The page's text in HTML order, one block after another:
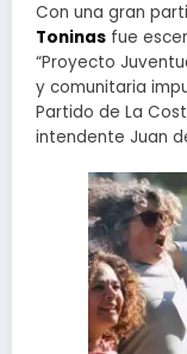
Con una gran
Toninas fue
“Proyecto
y comunitaria
Partido de La
intendente Juan